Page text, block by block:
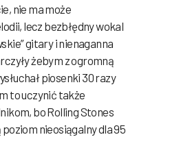
nie ma może
lecz bezbłędny wokal
gitary i nienaganna
żebym z ogromną
piosenki 30 razy
to uczynić także
bo Rolling Stones
nieosiągalny dla 95